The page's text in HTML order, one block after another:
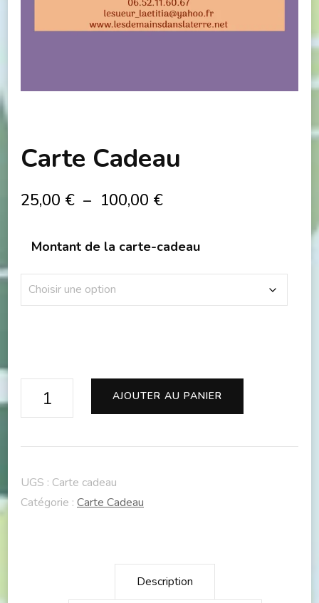
Carte Cadeau
25,00 € – 100,00 €Plage
prix :
25,00 €
Montant de la carte-cadeau
quantité
AJOUTER AU PANIER
UGS : Carte cadeau
Catégorie : Carte Cadeau
Description